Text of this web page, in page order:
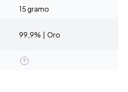
15 gramo
99,9% | Oro